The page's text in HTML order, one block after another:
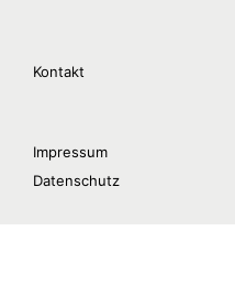
Kontakt
Impressum
Datenschutz